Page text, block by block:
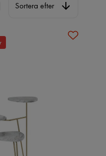
Sortera efter